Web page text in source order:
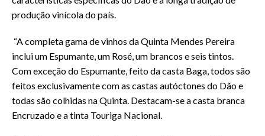
produção vinícola do país.
“A completa gama de vinhos da Quinta Mendes Pereira
inclui um Espumante, um Rosé, um brancos e seis tintos.
Com exceção do Espumante, feito da casta Baga, todos são
feitos exclusivamente com as castas autóctones do Dão e
todas são colhidas na Quinta. Destacam-se a casta branca
Encruzado e a tinta Touriga Nacional.